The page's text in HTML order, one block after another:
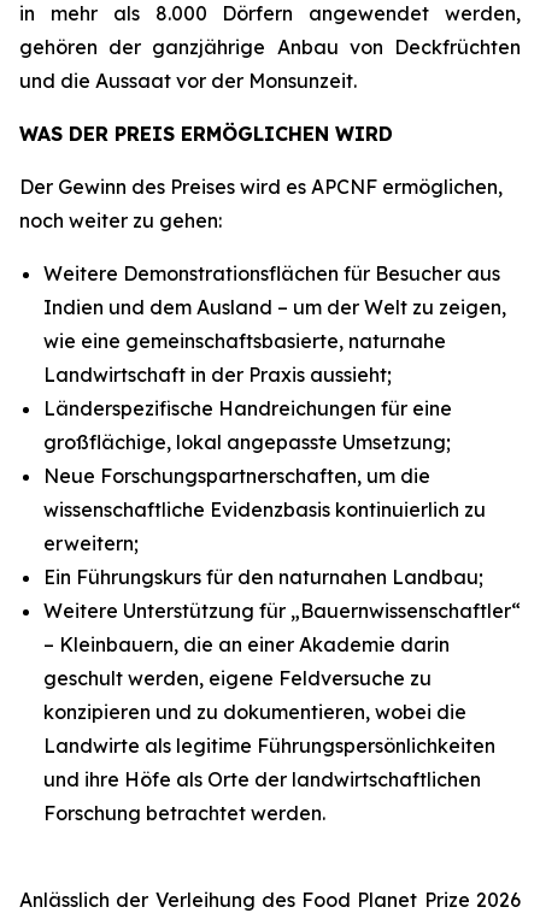
in mehr als 8.000 Dörfern angewendet werden,
gehören der ganzjährige Anbau von Deckfrüchten
und die Aussaat vor der Monsunzeit.
WAS DER PREIS ERMÖGLICHEN WIRD
Der Gewinn des Preises wird es APCNF ermöglichen,
noch weiter zu gehen:
Weitere Demonstrationsflächen für Besucher aus
Indien und dem Ausland – um der Welt zu zeigen,
wie eine gemeinschaftsbasierte, naturnahe
Landwirtschaft in der Praxis aussieht;
Länderspezifische Handreichungen für eine
großflächige, lokal angepasste Umsetzung;
Neue Forschungspartnerschaften, um die
wissenschaftliche Evidenzbasis kontinuierlich zu
erweitern;
Ein Führungskurs für den naturnahen Landbau;
Weitere Unterstützung für „Bauernwissenschaftler“
– Kleinbauern, die an einer Akademie darin
geschult werden, eigene Feldversuche zu
konzipieren und zu dokumentieren, wobei die
Landwirte als legitime Führungspersönlichkeiten
und ihre Höfe als Orte der landwirtschaftlichen
Forschung betrachtet werden.
Anlässlich der Verleihung des Food Planet Prize 2026